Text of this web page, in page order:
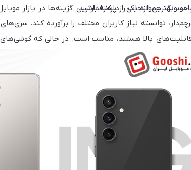
خود بهترین انتخاب را داشته باشید.
همواره یکی از پرطرفدارترین گزینه‌ها در بازار
عمومی انتخاب مناسبی به‌شمار می‌روند.